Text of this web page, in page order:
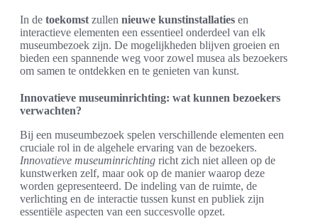
In de toekomst zullen nieuwe kunstinstallaties en
interactieve elementen een essentieel onderdeel van elk
museumbezoek zijn. De mogelijkheden blijven groeien en
bieden een spannende weg voor zowel musea als bezoekers
om samen te ontdekken en te genieten van kunst.
Innovatieve museuminrichting: wat kunnen bezoekers
verwachten?
Bij een museumbezoek spelen verschillende elementen een
cruciale rol in de algehele ervaring van de bezoekers.
Innovatieve museuminrichting richt zich niet alleen op de
kunstwerken zelf, maar ook op de manier waarop deze
worden gepresenteerd. De indeling van de ruimte, de
verlichting en de interactie tussen kunst en publiek zijn
essentiële aspecten van een succesvolle opzet.